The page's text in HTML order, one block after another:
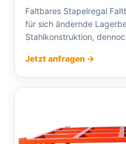
Faltbares Stapelregal
für sich ändernde
Stahlkonstruktion,
Jetzt anfragen →